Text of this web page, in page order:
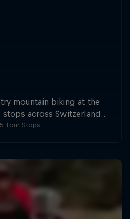
mountain biking at the
across Switzerland a
athletes will race for the
5 Tour Stops